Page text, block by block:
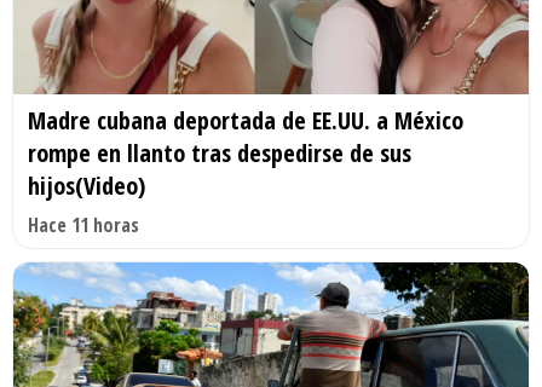
Madre cubana deportada de EE.UU. a México
rompe en llanto tras despedirse de sus
hijos(Video)
Hace 11 horas